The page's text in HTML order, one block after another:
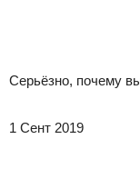
Серьёзно, почему
1 Сент 2019